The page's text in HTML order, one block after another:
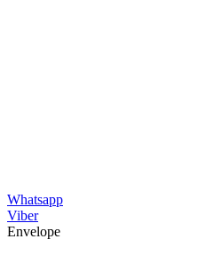
Whatsapp
Viber
Envelope